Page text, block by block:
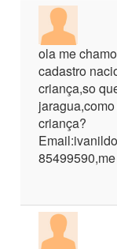
ola me
cadastro
criança,so
criança?